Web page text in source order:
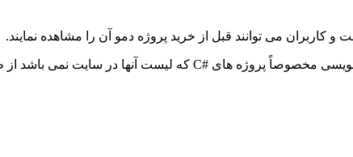
می توانند قبل از خرید پروژه دمو آن را مشاهده نمایند.
نویسی مخصوصاً پروژه های C# که لیست آنها در سایت نمی باشد